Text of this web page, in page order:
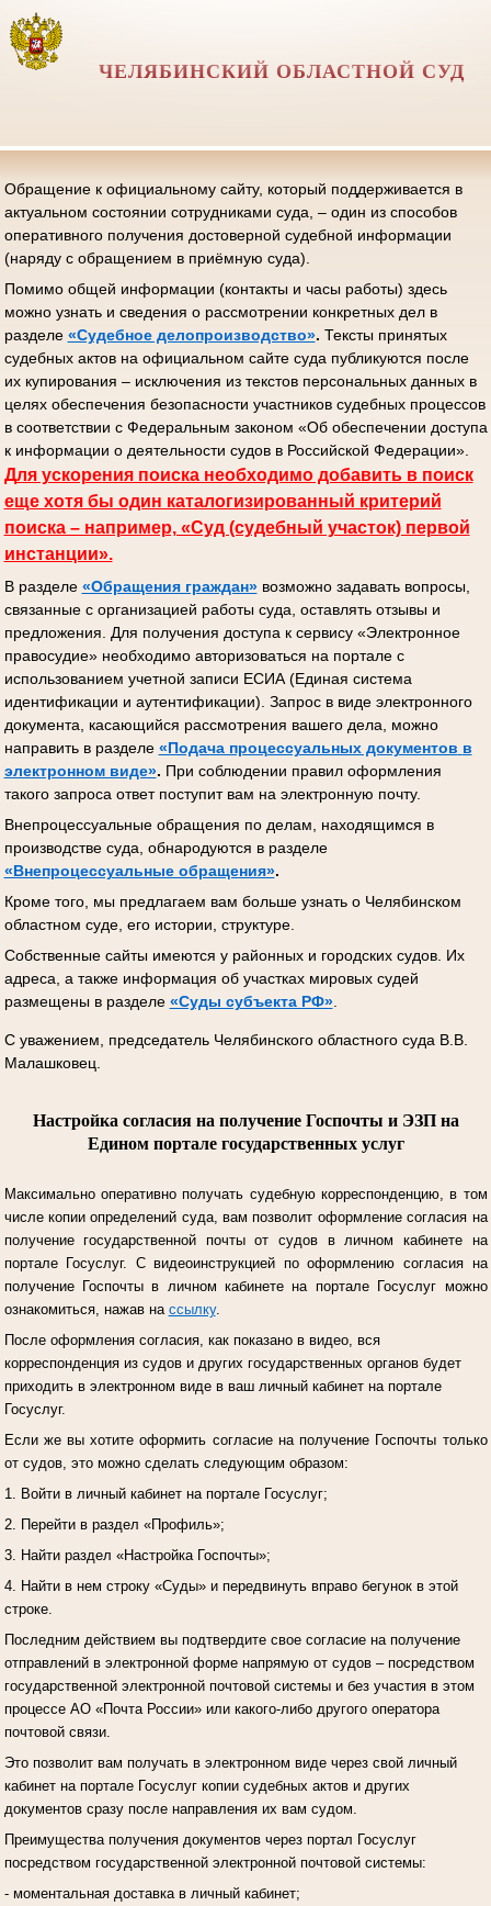
ЧЕЛЯБИНСКИЙ ОБЛАСТНОЙ СУД
Обращение к официальному сайту, который поддерживается в
актуальном состоянии сотрудниками суда, – один из способов
оперативного получения достоверной судебной информации
(наряду с обращением в приёмную суда).
Помимо общей информации (контакты и часы работы) здесь
можно узнать и сведения о рассмотрении конкретных дел в
разделе «Судебное делопроизводство». Тексты принятых
судебных актов на официальном сайте суда публикуются после
их купирования – исключения из текстов персональных данных в
целях обеспечения безопасности участников судебных процессов
в соответствии с Федеральным законом «Об обеспечении доступа
к информации о деятельности судов в Российской Федерации».
Для ускорения поиска необходимо добавить в поиск
еще хотя бы один каталогизированный критерий
поиска – например, «Суд (судебный участок) первой
инстанции».
В разделе «Обращения граждан»возможно задавать вопросы,
связанные с организацией работы суда, оставлять отзывы и
предложения. Для получения доступа к сервису «Электронное
правосудие» необходимо авторизоваться на портале с
использованием учетной записи ЕСИА (Единая система
идентификации и аутентификации). Запрос в виде электронного
документа, касающийся рассмотрения вашего дела, можно
направить в разделе «Подача процессуальных документов в
электронном виде». При соблюдении правил оформления
такого запроса ответ поступит вам на электронную почту.
Внепроцессуальные обращения по делам, находящимся в
производстве суда, обнародуются в разделе
«Внепроцессуальные обращения».
Кроме того, мы предлагаем вам больше узнать о Челябинском
областном суде, его истории, структуре.
Собственные сайты имеются у районных и городских судов. Их
адреса, а также информация об участках мировых судей
размещены в разделе «Суды субъекта РФ».
С уважением, председатель Челябинского областного суда В.В.
Малашковец.
Настройка согласия на получение Госпочты и ЭЗП на
Едином портале государственных услуг
Максимально оперативно получать судебную корреспонденцию, в том
числе копии определений суда, вам позволит оформление согласия на
получение государственной почты от судов в личном кабинете на
портале Госуслуг. С видеоинструкцией по оформлению согласия на
получение Госпочты в личном кабинете на портале Госуслуг можно
ознакомиться, нажав на ссылку.
После оформления согласия, как показано в видео, вся
корреспонденция из судов и других государственных органов будет
приходить в электронном виде в ваш личный кабинет на портале
Госуслуг.
Если же вы хотите оформить согласие на получение Госпочты только
от судов, это можно сделать следующим образом:
1. Войти в личный кабинет на портале Госуслуг;
2. Перейти в раздел «Профиль»;
3. Найти раздел «Настройка Госпочты»;
4. Найти в нем строку «Суды» и передвинуть вправо бегунок в этой
строке.
Последним действием вы подтвердите свое согласие на получение
отправлений в электронной форме напрямую от судов – посредством
государственной электронной почтовой системы и без участия в этом
процессе АО «Почта России» или какого-либо другого оператора
почтовой связи.
Это позволит вам получать в электронном виде через свой личный
кабинет на портале Госуслуг копии судебных актов и других
документов сразу после направления их вам судом.
Преимущества получения документов через портал Госуслуг
посредством государственной электронной почтовой системы:
- моментальная доставка в личный кабинет;